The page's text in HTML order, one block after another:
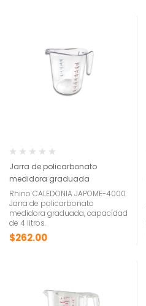
Jarra de policarbonato
medidora graduada
Rhino CALEDONIA JAPOME-4000
Jarra de policarbonato
medidora graduada, capacidad
de 4 litros.
$262.00